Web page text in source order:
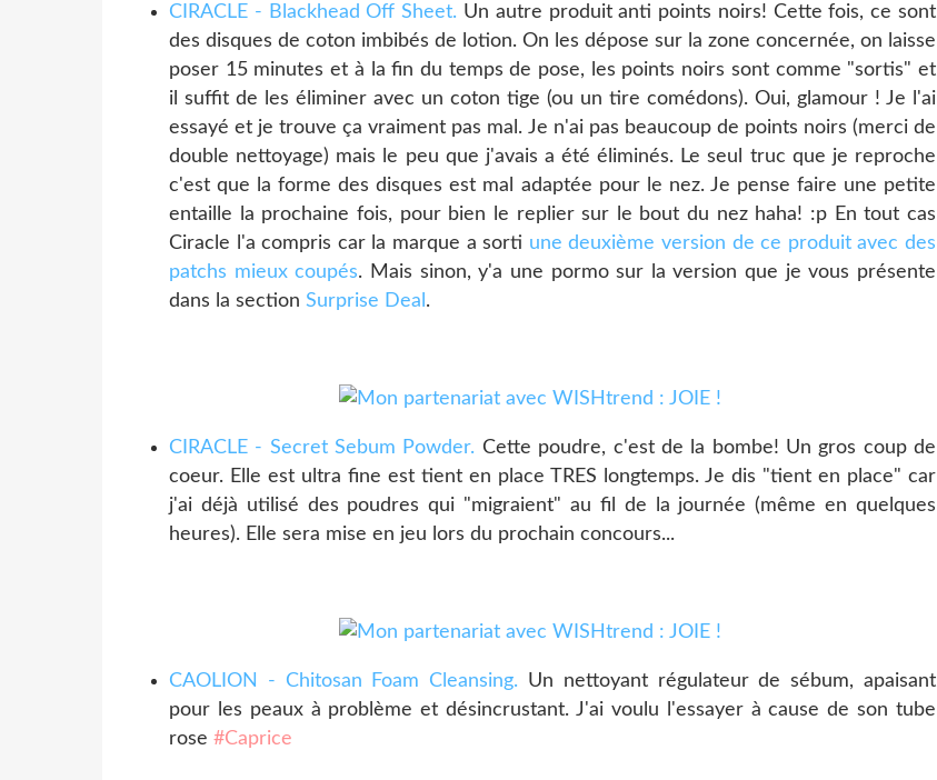
CIRACLE - Blackhead Off Sheet. Un autre produit anti points noirs! Cette fois, ce sont
des disques de coton imbibés de lotion. On les dépose sur la zone concernée, on laisse
poser 15 minutes et à la fin du temps de pose, les points noirs sont comme "sortis" et
il suffit de les éliminer avec un coton tige (ou un tire comédons). Oui, glamour ! Je l'ai
essayé et je trouve ça vraiment pas mal. Je n'ai pas beaucoup de points noirs (merci de
double nettoyage) mais le peu que j'avais a été éliminés. Le seul truc que je reproche
c'est que la forme des disques est mal adaptée pour le nez. Je pense faire une petite
entaille la prochaine fois, pour bien le replier sur le bout du nez haha! :p En tout cas
Ciracle l'a compris car la marque a sorti une deuxième version de ce produit avec des
patchs mieux coupés. Mais sinon, y'a une pormo sur la version que je vous présente
dans la section Surprise Deal .
CIRACLE - Secret Sebum Powder. Cette poudre, c'est de la bombe! Un gros coup de
coeur. Elle est ultra fine est tient en place TRES longtemps. Je dis "tient en place" car
j'ai déjà utilisé des poudres qui "migraient" au fil de la journée (même en quelques
heures). Elle sera mise en jeu lors du prochain concours...
CAOLION - Chitosan Foam Cleansing. Un nettoyant régulateur de sébum, apaisant
pour les peaux à problème et désincrustant. J'ai voulu l'essayer à cause de son tube
rose #Caprice